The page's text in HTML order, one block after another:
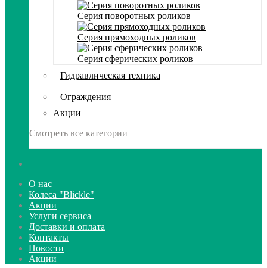
Серия поворотных роликов
Серия прямоходных роликов
Серия сферических роликов
Гидравлическая техника
Ограждения
Акции
Смотреть все категории
О нас
Колеса "Blickle"
Акции
Услуги сервиса
Доставки и оплата
Контакты
Новости
Акции